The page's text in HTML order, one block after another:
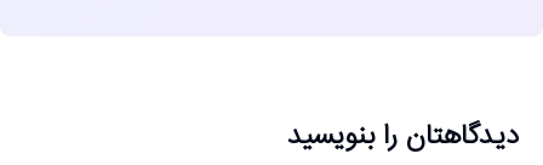
دیدگاهتان را بنویسید